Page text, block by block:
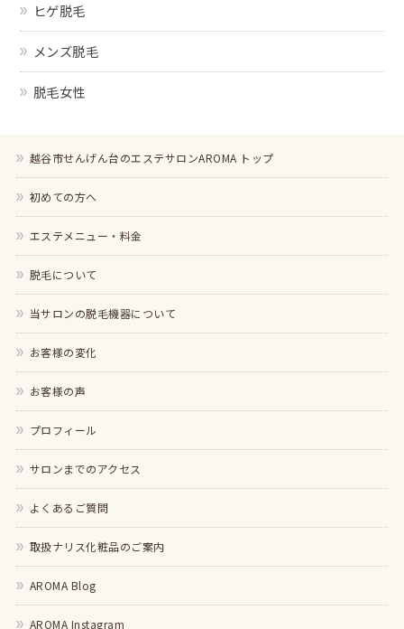
ヒゲ脱毛
メンズ脱毛
脱毛女性
越谷市せんげん台のエステサロンAROMA トップ
初めての方へ
エステメニュー・料金
脱毛について
当サロンの脱毛機器について
お客様の変化
お客様の声
プロフィール
サロンまでのアクセス
よくあるご質問
取扱ナリス化粧品のご案内
AROMA Blog
AROMA Instagram